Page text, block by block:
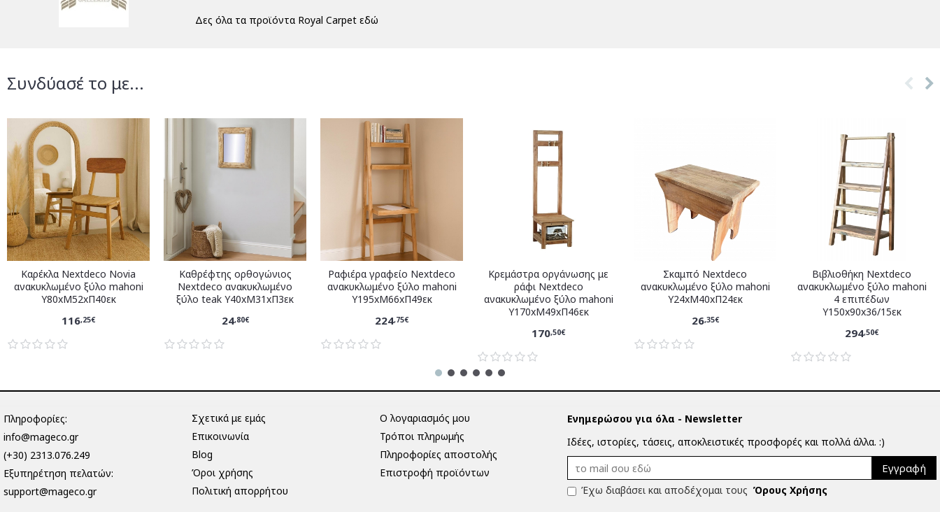
Δες όλα τα προϊόντα Royal Carpet εδώ
Συνδύασέ το με...
Καρέκλα Nextdeco Novia
ανακυκλωμένο ξύλο mahoni
Υ80xM52xΠ40εκ
116,25€
Καθρέφτης ορθογώνιος
Nextdeco ανακυκλωμένο
ξύλο teak Υ40xM31xΠ3εκ
24,80€
Ραφιέρα γραφείο Nextdeco
ανακυκλωμένο ξύλο mahoni
Υ195xM66xΠ49εκ
224,75€
Κρεμάστρα οργάνωσης με
ράφι Nextdeco
ανακυκλωμένο ξύλο mahoni
Υ170xM49xΠ46εκ
170,50€
Σκαμπό Nextdeco
ανακυκλωμένο ξύλο mahoni
Υ24xM40xΠ24εκ
26,35€
Βιβλιοθήκη Nextdeco
ανακυκλωμένο ξύλο mahoni
4 επιπέδων
Υ150x90x36/15εκ
294,50€
Πληροφορίες:
info@mageco.gr
(+30) 2313.076.249
Eξυπηρέτηση πελατών:
support@mageco.gr
Σχετικά με εμάς
Επικοινωνία
Blog
Όροι χρήσης
Πολιτική απορρήτου
Ο λογαριασμός μου
Τρόποι πληρωμής
Πληροφορίες αποστολής
Επιστροφή προϊόντων
Ενημερώσου για όλα - Newsletter
Ιδέες, ιστορίες, τάσεις, αποκλειστικές προσφορές και πολλά άλλα. :)
Εγγραφή
Έχω διαβάσει και αποδέχομαι τους Όρους Χρήσης